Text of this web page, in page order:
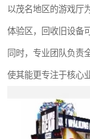
以茂名地区的游戏厅
体验区，回收旧设备
同时，专业团队负责
使其能更专注于核心